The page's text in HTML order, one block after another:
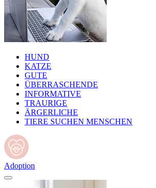
HUND
KATZE
GUTE
ÜBERRASCHENDE
INFORMATIVE
TRAURIGE
ÄRGERLICHE
TIERE SUCHEN MENSCHEN
Adoption